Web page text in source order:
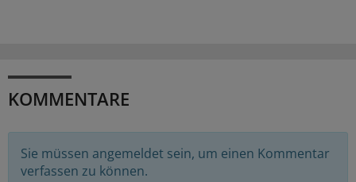
KOMMENTARE
Sie müssen angemeldet sein, um einen Kommentar
verfassen zu können.